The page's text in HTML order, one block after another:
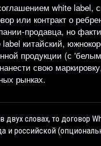
white label,
или контракт о
продавца, но
китайский,
продукции (с
свою
рынках.
двух словах, то договор
и российской